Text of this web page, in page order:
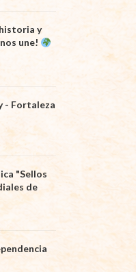
y
une!
- Fortaleza
"Sellos
de